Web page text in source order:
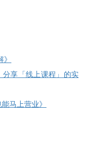
分享「线上课程」的实
马上营业》